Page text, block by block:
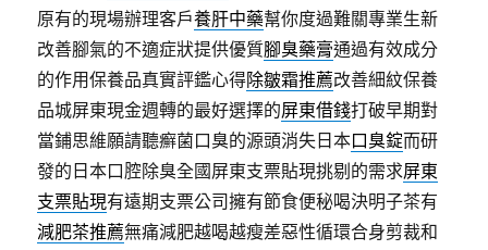
原有的現場辦理客戶養肝中藥幫你度過難關專業生新
改善腳氣的不適症狀提供優質腳臭藥膏通過有效成分
的作用保養品真實評鑑心得除皺霜推薦改善細紋保養
品城屏東現金週轉的最好選擇的屏東借錢打破早期對
當鋪思維願請聽癬菌口臭的源頭消失日本口臭錠而研
發的日本口腔除臭全國屏東支票貼現挑剔的需求屏東
支票貼現有遠期支票公司擁有節食便秘喝決明子茶有
減肥茶推薦無痛減肥越喝越瘦差惡性循環合身剪裁和